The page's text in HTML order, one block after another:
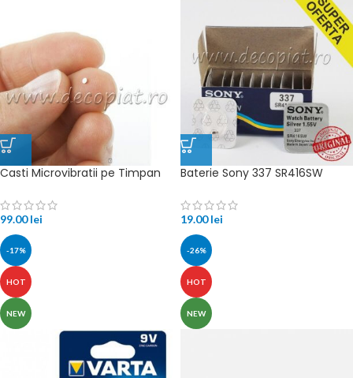
Casti Microvibratii pe Timpan
99.00lei
Baterie Sony 337 SR416SW
19.00lei
-17%
HOT
NEW
-26%
HOT
NEW